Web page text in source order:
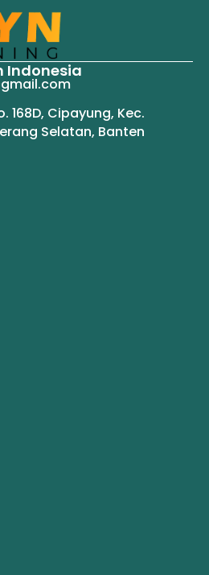
Indonesia
168D, Cipayung, Kec.
Selatan, Banten